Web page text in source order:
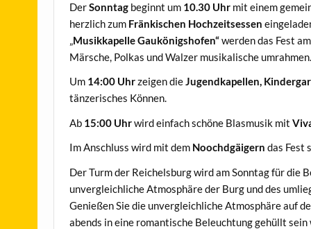
DerSonntag beginnt um 10.30 Uhr mit einem
herzlich zum Fränkischen Hochzeitsessen
„Musikkapelle Gaukönigshofen“werden das Fest
Märsche, Polkas und Walzer musikalische umrahmen.
Um 14:00 Uhrzeigen dieJugendkapellen,
tänzerisches Können.
Ab 15:00 Uhrwird einfach schöne Blasmusik mit
Im Anschluss wird mit dem Noochdgäigerndas Fest
Der Turm der Reichelsburg wird am Sonntag für die
unvergleichliche Atmosphäre der Burg und des
Genießen Sie die unvergleichliche Atmosphäre auf
abends in eine romantische Beleuchtung gehüllt sein